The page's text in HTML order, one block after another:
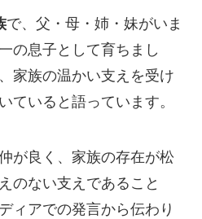
で、父・母・姉・妹がいま
の息子として育ちまし
家族の温かい支えを受け
ていると語っています。
が良く、家族の存在が松
のない支えであること
ィアでの発言から伝わり